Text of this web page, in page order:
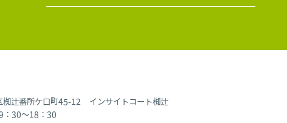
辻番所ケ口町45-12 インサイトコート椥辻
30～18：30